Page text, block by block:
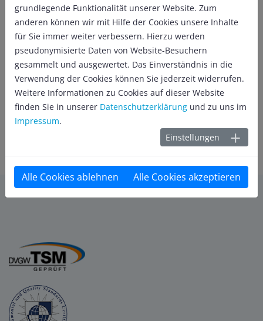
Quelle: OM-Medien / Oldenburgische Volkszeitung Text von
Constanze Biegel
Zurück
Zugehörige Dateien
a17-23-01-28-ov-31-_31-4c-hp.pdf
639 KB
a17-23-01-28-ov-30-_30-4c-hp.pdf
grundlegende Funktionalität unserer Website. Zum
anderen können wir mit Hilfe der Cookies unsere Inhalte
für Sie immer weiter verbessern. Hierzu werden
pseudonymisierte Daten von Website-Besuchern
gesammelt und ausgewertet. Das Einverständnis in die
Verwendung der Cookies können Sie jederzeit widerrufen.
Weitere Informationen zu Cookies auf dieser Website
finden Sie in unserer Datenschutzerklärung und zu uns im
Impressum.
Einstellungen
Alle Cookies ablehnen Alle Cookies akzeptieren